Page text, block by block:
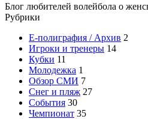
Блог любителей волейбола о
Рубрики
E-полиграфия / Архив 2
Игроки и тренеры 14
Кубки 11
Молодежка 1
Обзор СМИ 7
Снег и пляж 27
События 30
Чемпионат 35